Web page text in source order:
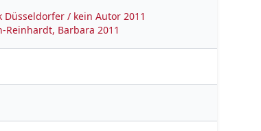
/ kein Autor 2011
Barbara 2011